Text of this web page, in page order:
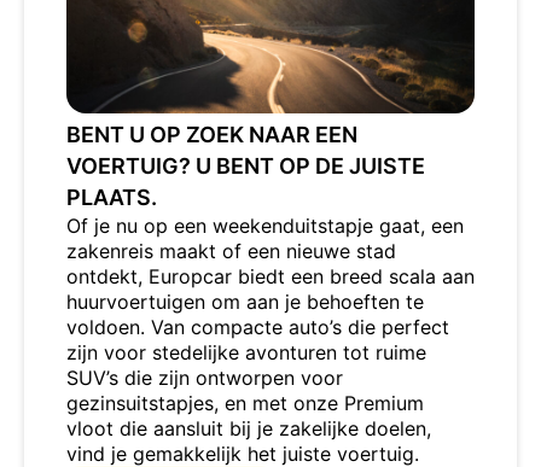
BENT U OP ZOEK NAAR EEN
VOERTUIG? U BENT OP DE JUISTE
PLAATS.
Of je nu op een weekenduitstapje gaat, een
zakenreis maakt of een nieuwe stad
ontdekt, Europcar biedt een breed scala aan
huurvoertuigen om aan je behoeften te
voldoen. Van compacte auto’s die perfect
zijn voor stedelijke avonturen tot ruime
SUV’s die zijn ontworpen voor
gezinsuitstapjes, en met onze Premium
vloot die aansluit bij je zakelijke doelen,
vind je gemakkelijk het juiste voertuig.